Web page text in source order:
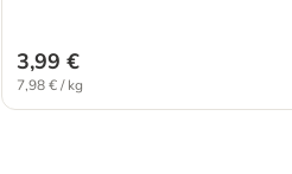
3,99 €
7,98 € / kg